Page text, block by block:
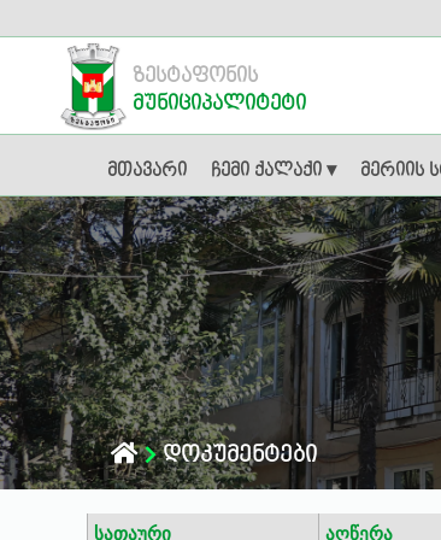
ზესტაფონის
მუნიციპალიტეტი
მთავარი ჩემი ქალაქი ▾ მერიის
დოკუმენტები
სათაური აღწერა